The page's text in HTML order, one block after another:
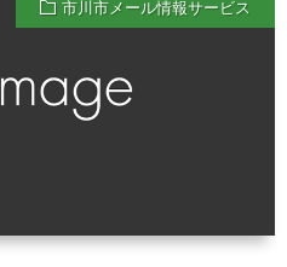
市川市メール情報サービス